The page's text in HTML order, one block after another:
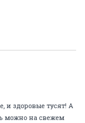
и здоровые тусят! А
можно на свежем